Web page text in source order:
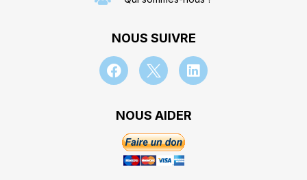
NOUS SUIVRE
NOUS AIDER